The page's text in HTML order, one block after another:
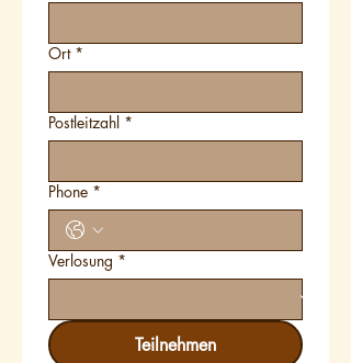
Ort *
Postleitzahl *
Phone *
Verlosung *
Teilnehmen